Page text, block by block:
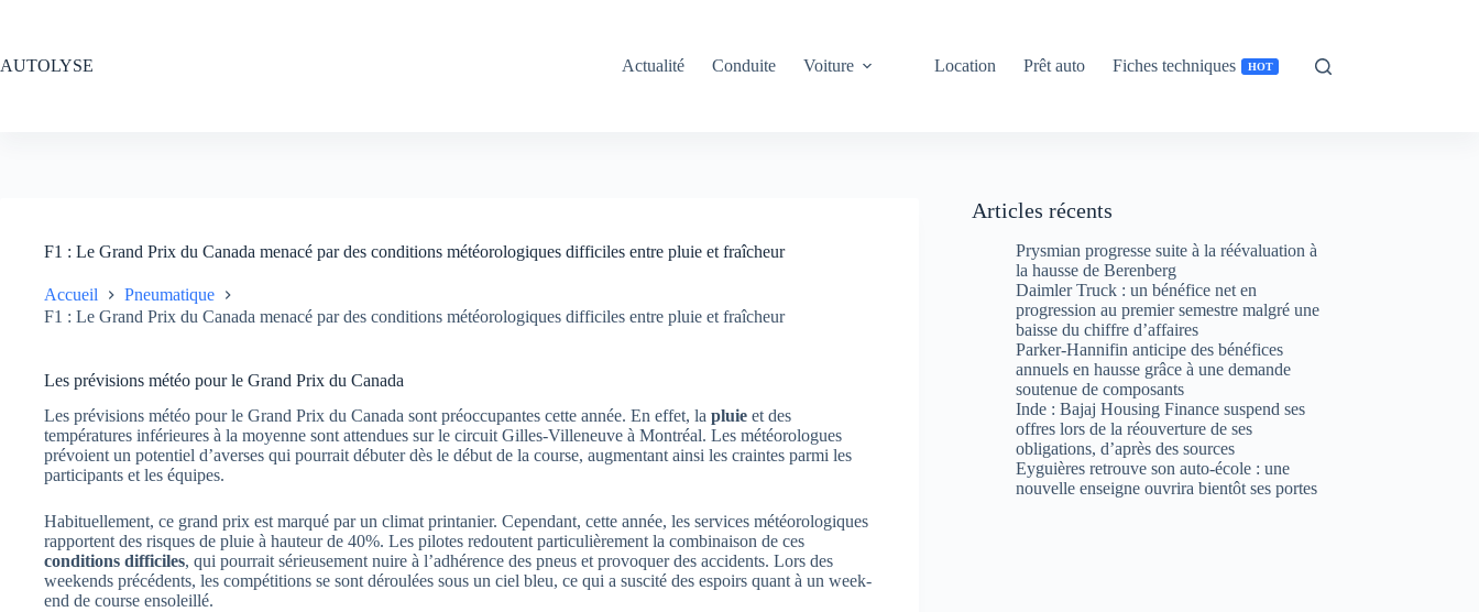
AUTOLYSE
Actualité Conduite Voiture Location Prêt auto Fiches techniques HOT
F1 : Le Grand Prix du Canada menacé par des conditions météorologiques difficiles entre pluie et fraîcheur
Accueil
Pneumatique
F1 : Le Grand Prix du Canada menacé par des conditions météorologiques difficiles entre pluie et fraîcheur
Les prévisions météo pour le Grand Prix du Canada
Les prévisions météo pour le Grand Prix du Canada sont préoccupantes cette année. En effet, la pluie et des
températures inférieures à la moyenne sont attendues sur le circuit Gilles-Villeneuve à Montréal. Les météorologues
prévoient un potentiel d’averses qui pourrait débuter dès le début de la course, augmentant ainsi les craintes parmi les
participants et les équipes.
Habituellement, ce grand prix est marqué par un climat printanier. Cependant, cette année, les services météorologiques
rapportent des risques de pluie à hauteur de 40%. Les pilotes redoutent particulièrement la combinaison de ces
conditions difficiles, qui pourrait sérieusement nuire à l’adhérence des pneus et provoquer des accidents. Lors des
weekends précédents, les compétitions se sont déroulées sous un ciel bleu, ce qui a suscité des espoirs quant à un week-
end de course ensoleillé.
Articles récents
Prysmian progresse suite à la réévaluation à
la hausse de Berenberg
Daimler Truck : un bénéfice net en
progression au premier semestre malgré une
baisse du chiffre d’affaires
Parker-Hannifin anticipe des bénéfices
annuels en hausse grâce à une demande
soutenue de composants
Inde : Bajaj Housing Finance suspend ses
offres lors de la réouverture de ses
obligations, d’après des sources
Eyguières retrouve son auto-école : une
nouvelle enseigne ouvrira bientôt ses portes